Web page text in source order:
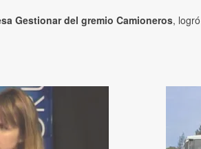
Gestionar del gremio Camioneros,